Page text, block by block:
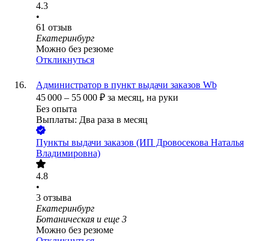
4.3
•
61 отзыв
Екатеринбург
Можно без резюме
Откликнуться
Администратор в пункт выдачи заказов Wb
45 000 – 55 000 ₽ за месяц, на руки
Без опыта
Выплаты: Два раза в месяц
Пункты выдачи заказов (ИП Дровосекова Наталья
Владимировна)
4.8
•
3 отзыва
Екатеринбург
Ботаническая и еще 3
Можно без резюме